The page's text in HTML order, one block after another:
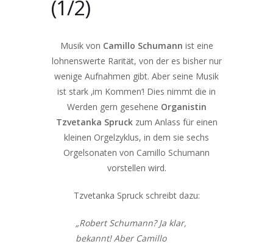
(1/2)
Musik von Camillo Schumann ist eine
lohnenswerte Rarität, von der es bisher nur
wenige Aufnahmen gibt. Aber seine Musik
ist stark ‚im Kommen‘! Dies nimmt die in
Werden gern gesehene Organistin
Tzvetanka Spruckzum Anlass für einen
kleinen Orgelzyklus, in dem sie sechs
Orgelsonaten von Camillo Schumann
vorstellen wird.
Tzvetanka Spruck schreibt dazu:
„Robert Schumann? Ja klar,
bekannt! Aber Camillo